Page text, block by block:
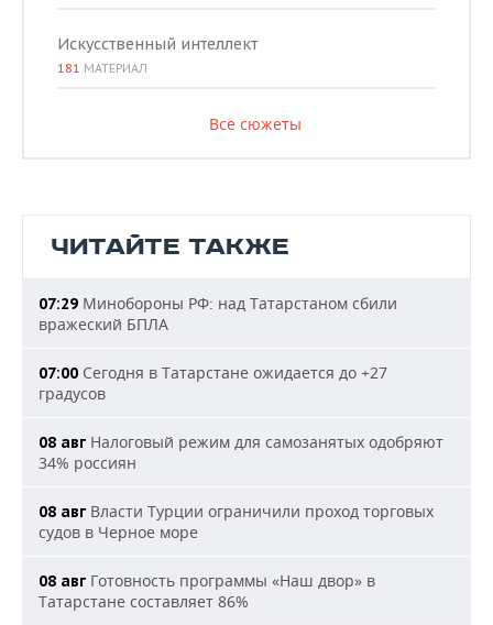
Искусственный интеллект
181 МАТЕРИАЛ
Все сюжеты
ЧИТАЙТЕ ТАКЖЕ
07:29 Минобороны РФ: над Татарстаном сбили
вражеский БПЛА
07:00 Сегодня в Татарстане ожидается до +27
градусов
08 авг Налоговый режим для самозанятых одобряют
34% россиян
08 авг Власти Турции ограничили проход торговых
судов в Черное море
08 авг Готовность программы «Наш двор» в
Татарстане составляет 86%